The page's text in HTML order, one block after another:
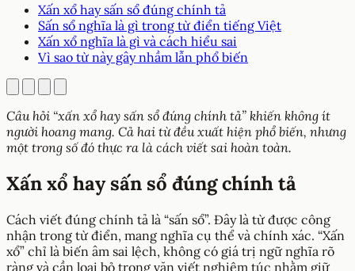
Xấn xổ hay sấn sổ đúng chính tả
Sấn sổ nghĩa là gì trong từ điển tiếng Việt
Xấn xổ nghĩa là gì và cách hiểu sai
Vì sao từ này gây nhầm lẫn phổ biến
Câu hỏi “xấn xổ hay sấn sổ đúng chính tả” khiến không ít
người hoang mang. Cả hai từ đều xuất hiện phổ biến, nhưng
một trong số đó thực ra là cách viết sai hoàn toàn.
Xấn xổ hay sấn sổ đúng chính tả
Cách viết đúng chính tả là “sấn sổ”. Đây là từ được công
nhận trong từ điển, mang nghĩa cụ thể và chính xác. “Xấn
xổ” chỉ là biến âm sai lệch, không có giá trị ngữ nghĩa rõ
ràng và cần loại bỏ trong văn viết nghiêm túc nhằm giữ